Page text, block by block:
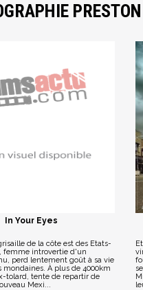
In Your Eyes
de la côte est des Etats-
femme introvertie d'un
perd lentement goût à sa vie
mondaines. À plus de 4000km
tolard, tente de repartir de
Mexi...